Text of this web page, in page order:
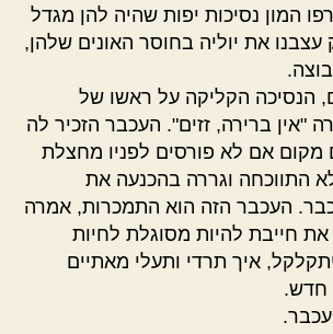
המון נסיכות יפות שהיה להן מגדל
את יוליה בחוסר האונים שלהן,
הנסיכה הקליקה על ראשו של
"אין ברירה, זזים". העכבר הזכיר לה
מקום אם לא פורסים לפניו מחצלת
התווכחה וגררה בהכנעה את
העכבר הזה הוא התמכרות, אמרה
חייבת להיות מסוגלת לחיות
איך תרדי ותעלי מאתיים
חדש.